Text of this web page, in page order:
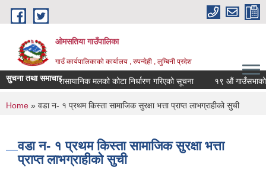
Skip to main content
ओमसतिया गाउँपालिका
गाउँ कार्यपालिकाको कार्यालय , रुपन्देही , लुम्बिनी प्रदेश
सुचना तथा समाचाररासायानिक मलको कोटा निर्धारण गरिएको सूचना १९ औं गाउँसभाको
You are here
Home » वडा न- १ प्रथम किस्ता सामाजिक सुरक्षा भत्ता प्राप्त लाभग्राहीको सुची
वडा न- १ प्रथम किस्ता सामाजिक सुरक्षा भत्ता
प्राप्त लाभग्राहीको सुची